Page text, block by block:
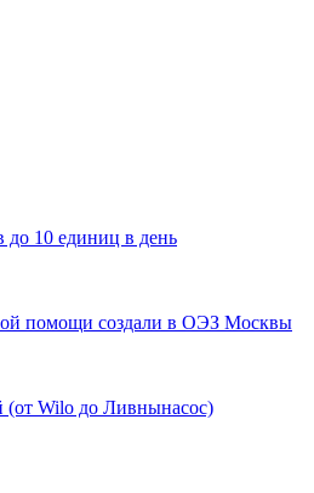
10 единиц в день
помощи создали в ОЭЗ Москвы
(от Wilo до Ливнынасос)